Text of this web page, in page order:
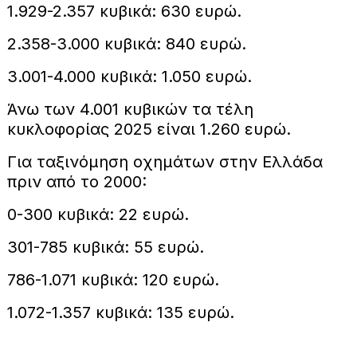
1.929-2.357 κυβικά: 630 ευρώ.
2.358-3.000 κυβικά: 840 ευρώ.
3.001-4.000 κυβικά: 1.050 ευρώ.
Άνω των 4.001 κυβικών τα τέλη
κυκλοφορίας 2025 είναι 1.260 ευρώ.
Για ταξινόμηση οχημάτων στην Ελλάδα
πριν από το 2000:
0-300 κυβικά: 22 ευρώ.
301-785 κυβικά: 55 ευρώ.
786-1.071 κυβικά: 120 ευρώ.
1.072-1.357 κυβικά: 135 ευρώ.